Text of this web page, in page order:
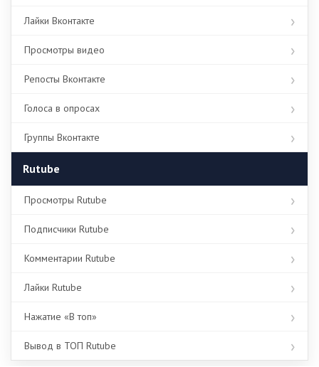
Лайки Вконтакте
Просмотры видео
Репосты Вконтакте
Голоса в опросах
Группы Вконтакте
Rutube
Просмотры Rutube
Подписчики Rutube
Комментарии Rutube
Лайки Rutube
Нажатие «В топ»
Вывод в ТОП Rutube